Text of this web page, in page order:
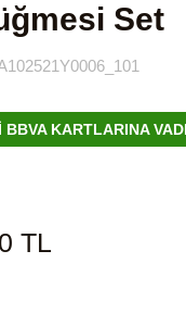
Set
BBVA KARTLARINA
TL